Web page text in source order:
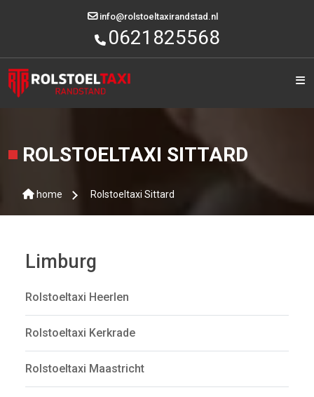
info@rolstoeltaxirandstad.nl
0621825568
OVER
STEDEN
ALLE
ROLSTOELTAXI SITTARD
home Rolstoeltaxi Sittard
Limburg
Rolstoeltaxi Heerlen
Rolstoeltaxi Kerkrade
Rolstoeltaxi Maastricht